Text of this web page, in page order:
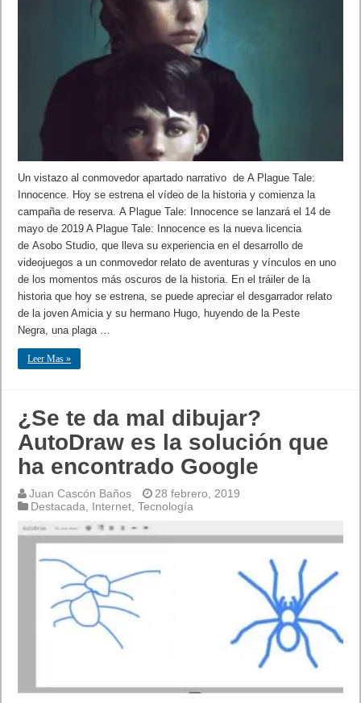
Un vistazo al conmovedor apartado narrativo de A Plague Tale:
Innocence. Hoy se estrena el vídeo de la historia y comienza la
campaña de reserva. A Plague Tale: Innocence se lanzará el 14 de
mayo de 2019 A Plague Tale: Innocence es la nueva licencia
de Asobo Studio, que lleva su experiencia en el desarrollo de
videojuegos a un conmovedor relato de aventuras y vínculos en uno
de los momentos más oscuros de la historia. En el tráiler de la
historia que hoy se estrena, se puede apreciar el desgarrador relato
de la joven Amicia y su hermano Hugo, huyendo de la Peste
Negra, una plaga …
Leer Mas »
¿Se te da mal dibujar?
AutoDraw es la solución que
ha encontrado Google
Juan Cascón Baños
28 febrero, 2019
Destacada
Internet ,Tecnología